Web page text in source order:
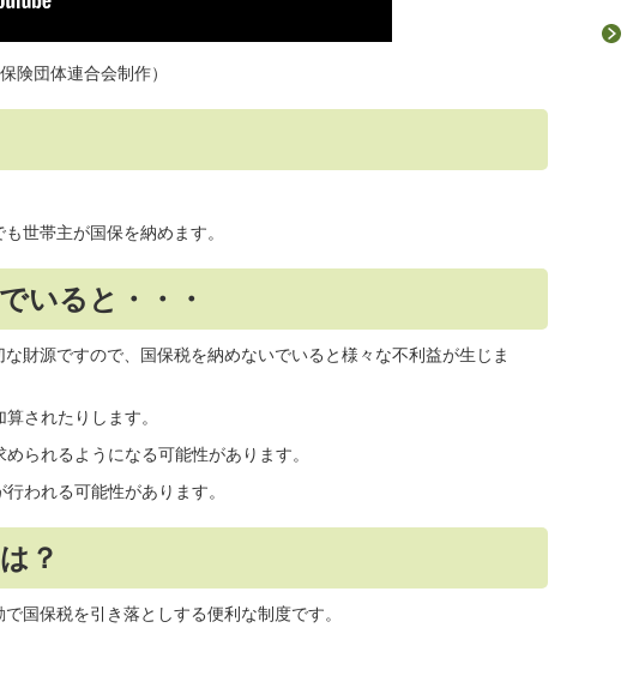
険団体連合会制作）
世帯主が国保を納めます。
いると・・・
財源ですので、国保税を納めないでいると様々な不利益が生じま
されたりします。
られるようになる可能性があります。
われる可能性があります。
？
国保税を引き落としする便利な制度です。